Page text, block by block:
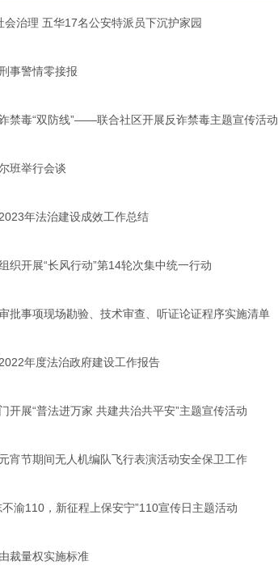
治理 五华17名公安特派员下沉护家园
事警情零接报
禁毒“双防线”——联合社区开展反诈禁毒主题宣传活动
班举行会谈
年法治建设成效工作总结
织开展“长风行动”第14轮次集中统一行动
批事项现场勘验、技术审查、听证论证程序实施清单
年度法治政府建设工作报告
开展“普法进万家 共建共治共平安”主题宣传活动
宵节期间无人机编队飞行表演活动安全保卫工作
渝110，新征程上保安宁”110宣传日主题活动
裁量权实施标准